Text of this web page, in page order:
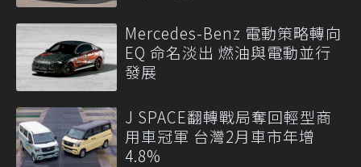
Mercedes-Benz 電動策略轉向
EQ 命名淡出 燃油與電動並行
發展
J SPACE翻轉戰局奪回輕型商
用車冠軍 台灣2月車市年增
4.8%